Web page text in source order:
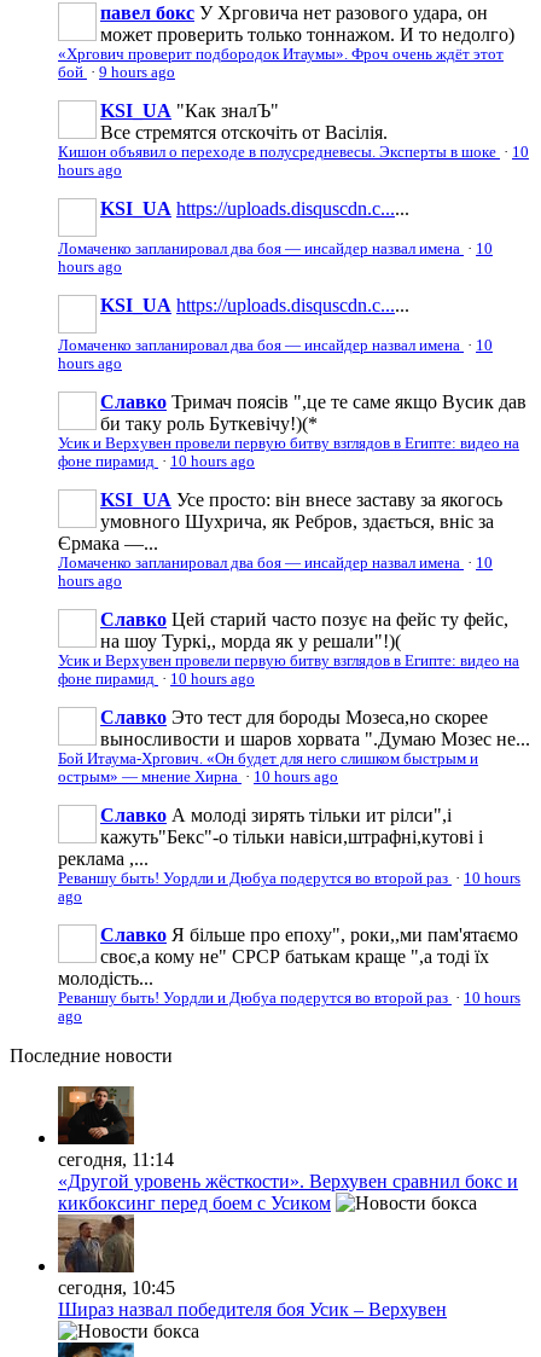
павел бокс У Хрговича нет разового удара, он
может проверить только тоннажом. И то недолго)
«Хргович проверит подбородок Итаумы». Фроч очень ждёт этот
бой · 9 hours ago
KSI_UA "Как зналЪ"
Все стремятся отскочіть от Васілія.
Кишон объявил о переходе в полусредневесы. Эксперты в шоке · 10
hours ago
KSI_UA https://uploads.disquscdn.c......
Ломаченко запланировал два боя — инсайдер назвал имена · 10
hours ago
KSI_UA https://uploads.disquscdn.c......
Ломаченко запланировал два боя — инсайдер назвал имена · 10
hours ago
Славко Тримач поясів ",це те саме якщо Вусик дав
би таку роль Буткевічу!)(*
Усик и Верхувен провели первую битву взглядов в Египте: видео на
фоне пирамид · 10 hours ago
KSI_UA Усе просто: він внесе заставу за якогось
умовного Шухрича, як Ребров, здається, вніс за
Єрмака —...
Ломаченко запланировал два боя — инсайдер назвал имена · 10
hours ago
Славко Цей старий часто позує на фейс ту фейс,
на шоу Туркі,, морда як у решали"!)(
Усик и Верхувен провели первую битву взглядов в Египте: видео на
фоне пирамид · 10 hours ago
Славко Это тест для бороды Мозеса,но скорее
выносливости и шаров хорвата ".Думаю Мозес не...
Бой Итаума-Хргович. «Он будет для него слишком быстрым и
острым» — мнение Хирна · 10 hours ago
Славко А молоді зирять тільки ит рілси",і
кажуть"Бекс"-о тільки навіси,штрафні,кутові і
реклама ,...
Реваншу быть! Уордли и Дюбуа подерутся во второй раз · 10 hours
ago
Славко Я більше про епоху", роки,,ми пам'ятаємо
своє,а кому не" СРСР батькам краще ",а тоді їх
молодість...
Реваншу быть! Уордли и Дюбуа подерутся во второй раз · 10 hours
ago
Последние новости
сегодня, 11:14
«Другой уровень жёсткости». Верхувен сравнил бокс и
кикбоксинг перед боем с Усиком
сегодня, 10:45
Шираз назвал победителя боя Усик – Верхувен